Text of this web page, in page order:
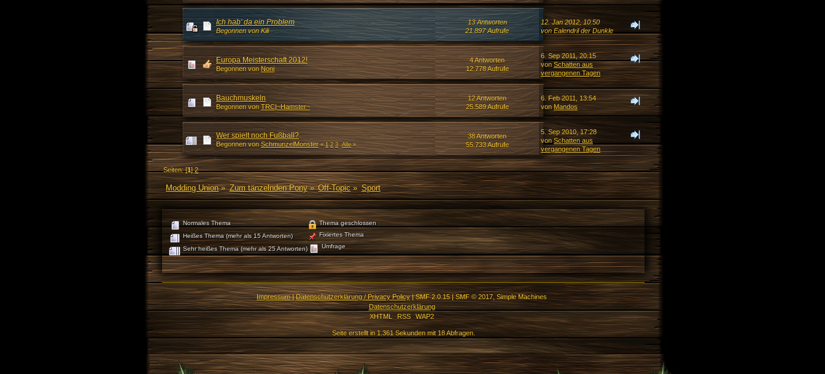
Ich hab' da ein Problem
Begonnen von Kili
13 Antworten
21.897 Aufrufe
12. Jan 2012, 10:50
von Ealendril der Dunkle
Europa Meisterschaft 2012!
Begonnen von Noni
4 Antworten
12.778 Aufrufe
6. Sep 2011, 20:15
vonSchatten aus
vergangenen Tagen
Bauchmuskeln
Begonnen von TRC|~Hamster~
12 Antworten
25.589 Aufrufe
6. Feb 2011, 13:54
vonMandos
Wer spielt noch Fußball?
Begonnen von SchmunzelMonster «1 2 3 Alle»
38 Antworten
55.733 Aufrufe
5. Sep 2010, 17:28
vonSchatten aus
vergangenen Tagen
Seiten: [1]2
Modding Union» Zum tänzelnden Pony» Off-Topic» Sport
Normales Thema
Heißes Thema (mehr als 15 Antworten)
Sehr heißes Thema (mehr als 25 Antworten)
Thema geschlossen
Fixiertes Thema
Umfrage
Impressum|Datenschutzerklärung / Privacy Policy|SMF 2.0.15|SMF © 2017,Simple Machines
Datenschutzerklärung
XHTML
RSS WAP2
Seite erstellt in 1.361 Sekunden mit 18 Abfragen.